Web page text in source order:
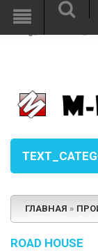
:
Permission denied in
/
ГЛАВНАЯ »
ROAD HOUSE